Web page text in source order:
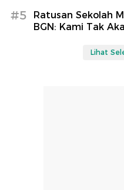
#5
Ratusan Sekolah
BGN: Kami Tak
Lihat